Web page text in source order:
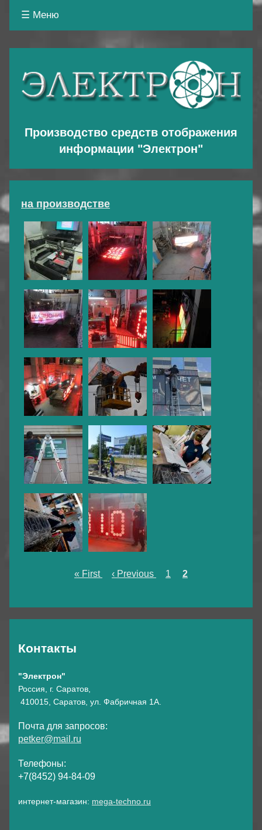
Основная
☰ Меню
Производство средств отображения
информации "Электрон"
на производстве
Первая
« First ←
‹ Previous Страница
1
Текущая
2
Контакты
"Электрон"
Россия, г. Саратов,
410015, Саратов, ул. Фабричная 1А.
Почта для запросов:
petker@mail.ru
Телефоны:
+7(8452) 94-84-09
интернет-магазин: mega-techno.ru